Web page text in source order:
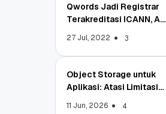
Qwords Jadi Registrar
Terakreditasi ICANN, Apa
27 Jul, 2022 3
Object Storage untuk
Aplikasi: Atasi Limitasi
11 Jun, 2026 4